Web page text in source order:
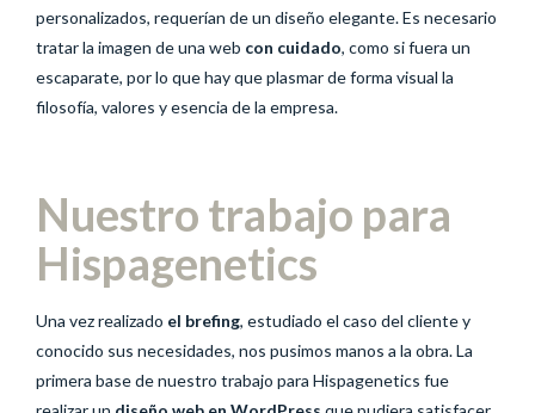
personalizados, requerían de un diseño elegante. Es necesario
tratar la imagen de una web con cuidado, como si fuera un
escaparate, por lo que hay que plasmar de forma visual la
filosofía, valores y esencia de la empresa.
Nuestro trabajo para
Hispagenetics
Una vez realizado el brefing, estudiado el caso del cliente y
conocido sus necesidades, nos pusimos manos a la obra. La
primera base de nuestro trabajo para Hispagenetics fue